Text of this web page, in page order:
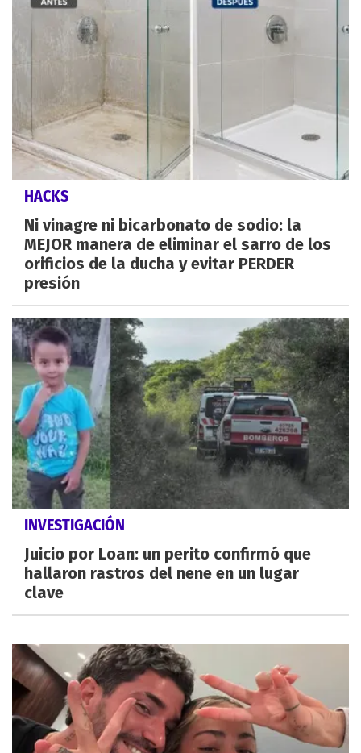
HACKS
Ni vinagre ni bicarbonato de sodio: la
MEJOR manera de eliminar el sarro de los
orificios de la ducha y evitar PERDER
presión
INVESTIGACIÓN
Juicio por Loan: un perito confirmó que
hallaron rastros del nene en un lugar
clave